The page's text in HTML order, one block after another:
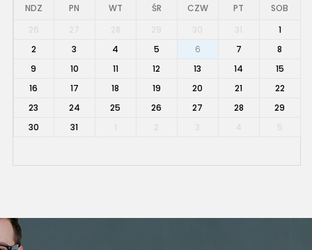
NDZ PN WT ŚR CZW PT
SOB
1
2
3 4 5 6 7
8
9
10 11 12 13 14
15
16
17 18 19 20 21
22
23
24 25 26 27 28
29
30
31